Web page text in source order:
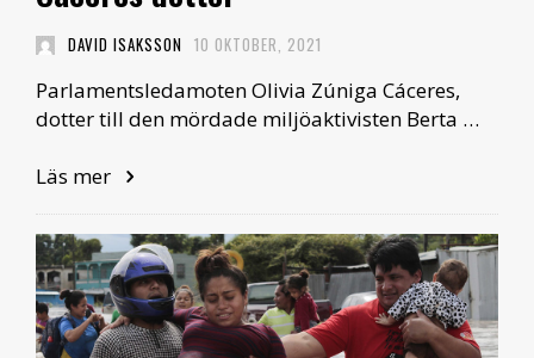
DAVID ISAKSSON 10 OKTOBER, 2021
Parlamentsledamoten Olivia Zúniga Cáceres,
dotter till den mördade miljöaktivisten Berta …
Läs mer